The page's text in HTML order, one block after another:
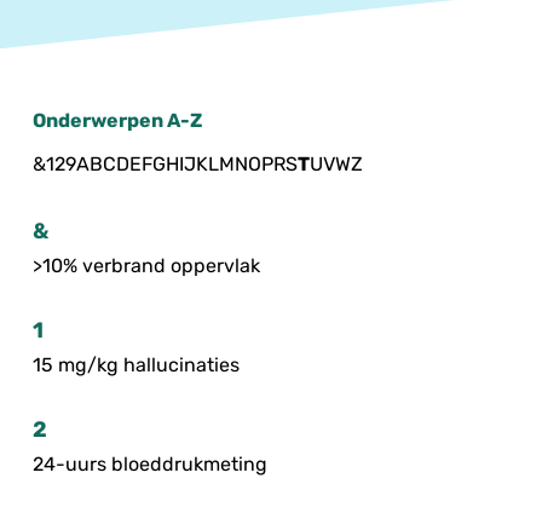
Onderwerpen A-Z
&129ABCDEFGHIJKLMNOPRSTUVWZ
&
>10% verbrand oppervlak
1
15 mg/kg hallucinaties
2
24-uurs bloeddrukmeting